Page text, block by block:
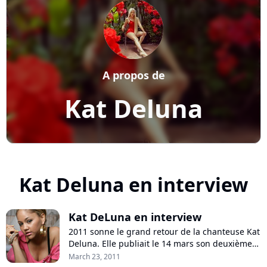
Kat Deluna
A propos de
Kat Deluna en interview
Kat DeLuna en interview
2011 sonne le grand retour de la chanteuse Kat
Deluna. Elle publiait le 14 mars son deuxième
album "Inside Out" : des titres up tempo
March 23, 2011